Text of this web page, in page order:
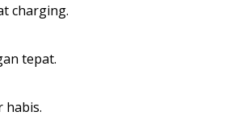
charging.
tepat.
habis.